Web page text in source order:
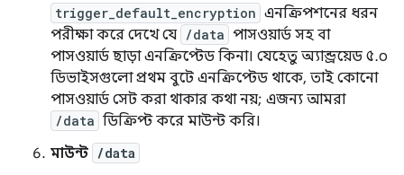
trigger_default_encryption এনক্রিপশনের ধরন
পরীক্ষা করে দেখে যে /data পাসওয়ার্ড সহ বা
পাসওয়ার্ড ছাড়া এনক্রিপ্টেড কিনা। যেহেতু অ্যান্ড্রয়েড ৫.০
ডিভাইসগুলো প্রথম বুটে এনক্রিপ্টেড থাকে, তাই কোনো
পাসওয়ার্ড সেট করা থাকার কথা নয়; এজন্য আমরা
/data ডিক্রিপ্ট করে মাউন্ট করি।
মাউন্ট /data